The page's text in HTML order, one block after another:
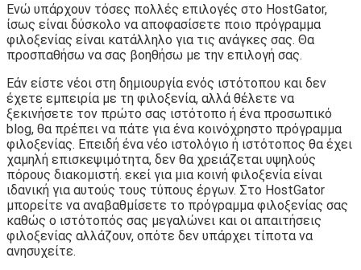
Ενώ υπάρχουν τόσες πολλές επιλογές στο HostGator,
ίσως είναι δύσκολο να αποφασίσετε ποιο πρόγραμμα
φιλοξενίας είναι κατάλληλο για τις ανάγκες σας. Θα
προσπαθήσω να σας βοηθήσω με την επιλογή σας.
Εάν είστε νέοι στη δημιουργία ενός ιστότοπου και δεν
έχετε εμπειρία με τη φιλοξενία, αλλά θέλετε να
ξεκινήσετε τον πρώτο σας ιστότοπο ή ένα προσωπικό
blog, θα πρέπει να πάτε για ένα κοινόχρηστο πρόγραμμα
φιλοξενίας. Επειδή ένα νέο ιστολόγιο ή ιστότοπος θα έχει
χαμηλή επισκεψιμότητα, δεν θα χρειάζεται υψηλούς
πόρους διακομιστή. εκεί για μια κοινή φιλοξενία είναι
ιδανική για αυτούς τους τύπους έργων. Στο HostGator
μπορείτε να αναβαθμίσετε το πρόγραμμα φιλοξενίας σας
καθώς ο ιστότοπός σας μεγαλώνει και οι απαιτήσεις
φιλοξενίας αλλάζουν, οπότε δεν υπάρχει τίποτα να
ανησυχείτε.